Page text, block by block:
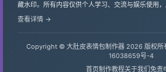
藏水印。所有内容仅供个人学习、交流与娱乐使用，
查看详情 →
Copyright © 大肚皮表情包制作器 2026 版权所
16038659号-4
首页制作教程关于我们 免责